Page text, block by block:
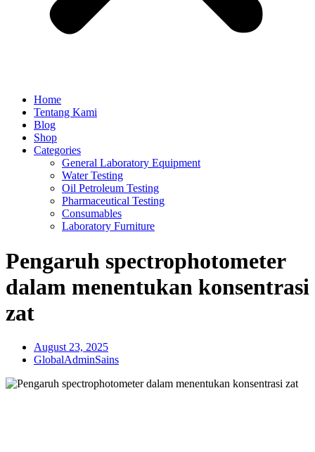
Home
Tentang Kami
Blog
Shop
Categories
General Laboratory Equipment
Water Testing
Oil Petroleum Testing
Pharmaceutical Testing
Consumables
Laboratory Furniture
Pengaruh spectrophotometer
dalam menentukan konsentrasi
zat
August 23, 2025
GlobalAdminSains